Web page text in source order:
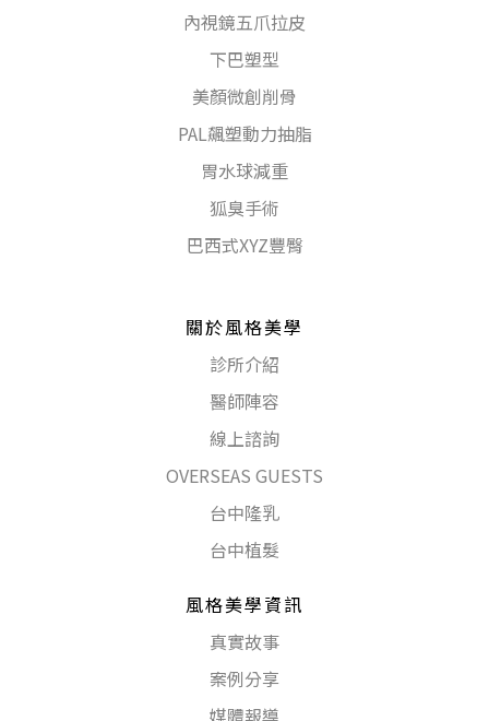
內視鏡五爪拉皮
下巴塑型
美顏微創削骨
PAL飆塑動力抽脂
胃水球減重
狐臭手術
巴西式XYZ豐臀
關於風格美學
診所介紹
醫師陣容
線上諮詢
OVERSEAS GUESTS
台中隆乳
台中植髮
風格美學資訊
真實故事
案例分享